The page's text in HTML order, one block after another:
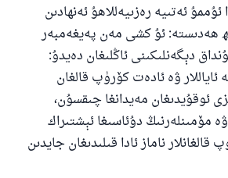
ئەتىيە رەزىيەللاھۇ ئەنھادىن
ھەدىستە: ئۇ كشى مەن پەيغەمبەر
دېگەنلىكىنى ئاڭلىغان دەيدۇ:
ۋە ئادەت كۆرۈپ قالغان
ئوقۇيدىغان مەيدانغا چىقسۇن،
مۆمىنلەرنىڭ دۇئاسىغا ئېشتىراك
ناماز ئادا قىلىدىغان جايدىن